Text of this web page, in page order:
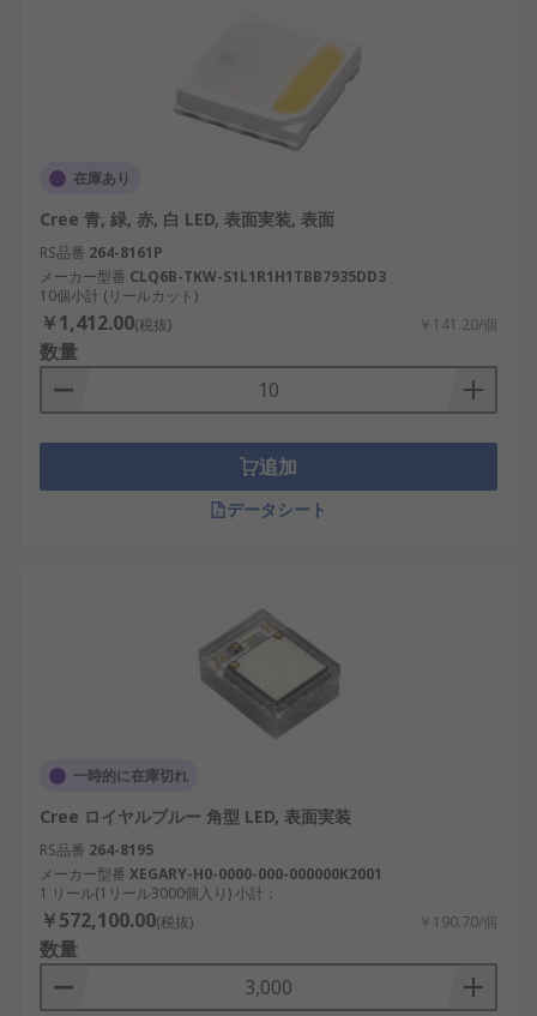
在庫あり
Cree 青, 緑, 赤, 白 LED, 表面実装, 表面
RS品番 264-8161P
メーカー型番 CLQ6B-TKW-S1L1R1H1TBB7935DD3
10個小計 (リールカット)
￥1,412.00(税抜) ￥141.20/個
数量
追加
データシート
一時的に在庫切れ
Cree ロイヤルブルー 角型 LED, 表面実装
RS品番 264-8195
メーカー型番 XEGARY-H0-0000-000-000000K2001
1 リール(1リール3000個入り) 小計：
￥572,100.00(税抜) ￥190.70/個
数量